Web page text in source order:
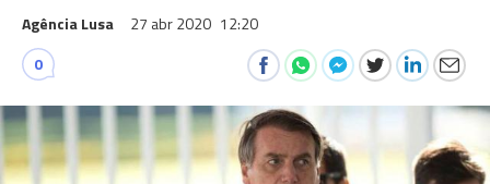
Agência Lusa 27 abr 2020 12:20
0